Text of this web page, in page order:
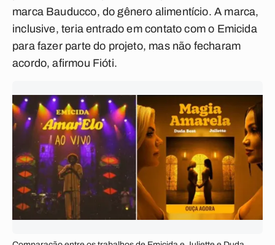
marca Bauducco, do gênero alimentício. A marca,
inclusive, teria entrado em contato com o Emicida
para fazer parte do projeto, mas não fecharam
acordo, afirmou Fióti.